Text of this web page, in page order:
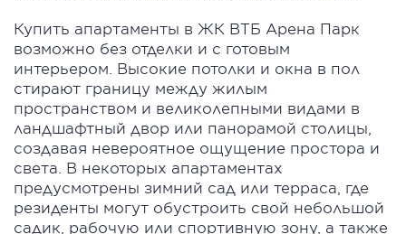
Купить апартаменты в ЖК ВТБ Арена Парк
возможно без отделки и с готовым
интерьером. Высокие потолки и окна в пол
стирают границу между жилым
пространством и великолепными видами в
ландшафтный двор или панорамой столицы,
создавая невероятное ощущение простора и
света. В некоторых апартаментах
предусмотрены зимний сад или терраса, где
резиденты могут обустроить свой небольшой
садик, рабочую или спортивную зону, а также